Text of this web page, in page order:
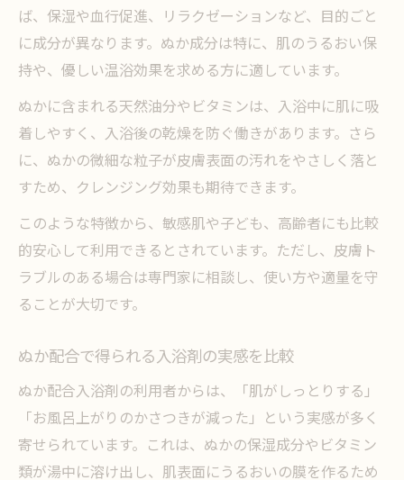
ば、保湿や血行促進、リラクゼーションなど、目的ごと
に成分が異なります。ぬか成分は特に、肌のうるおい保
持や、優しい温浴効果を求める方に適しています。
ぬかに含まれる天然油分やビタミンは、入浴中に肌に吸
着しやすく、入浴後の乾燥を防ぐ働きがあります。さら
に、ぬかの微細な粒子が皮膚表面の汚れをやさしく落と
すため、クレンジング効果も期待できます。
このような特徴から、敏感肌や子ども、高齢者にも比較
的安心して利用できるとされています。ただし、皮膚ト
ラブルのある場合は専門家に相談し、使い方や適量を守
ることが大切です。
ぬか配合で得られる入浴剤の実感を比較
ぬか配合入浴剤の利用者からは、「肌がしっとりする」
「お風呂上がりのかさつきが減った」という実感が多く
寄せられています。これは、ぬかの保湿成分やビタミン
類が湯中に溶け出し、肌表面にうるおいの膜を作るため